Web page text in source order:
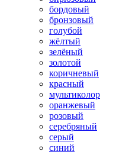
бордовый
бронзовый
голубой
жёлтый
зелёный
золотой
коричневый
красный
мультиколор
оранжевый
розовый
серебряный
серый
синий